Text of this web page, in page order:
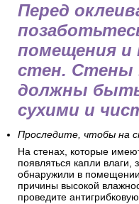
Перед
помещения и
стен. Стены
должны
сухими и
Проследите, чтобы на
На стенах, которые
появляться капли влаги,
обнаружили в помещении
причины высокой
проведите